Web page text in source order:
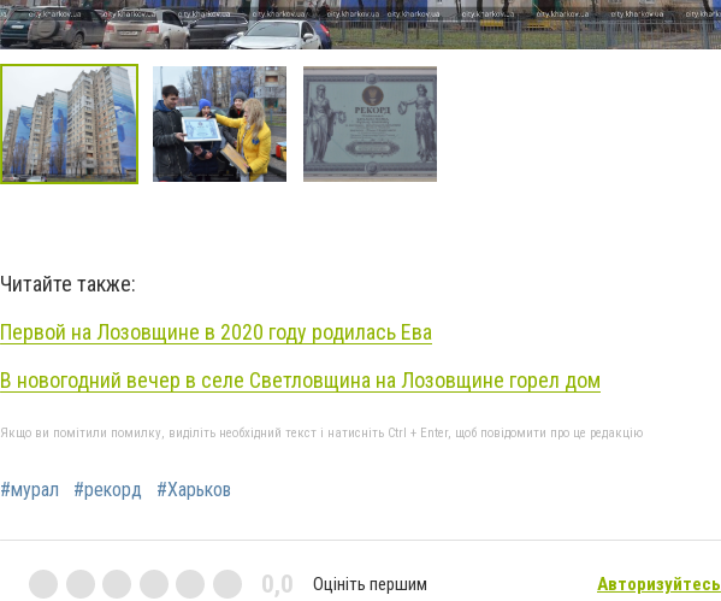
Читайте также:
Первой на Лозовщине в 2020 году родилась Ева
В новогодний вечер в селе Светловщина на Лозовщине горел дом
Якщо ви помітили помилку, виділіть необхідний текст і натисніть Ctrl + Enter, щоб повідомити про це редакцію
#мурал #рекорд #Харьков
0,0 Оцініть першим Авторизуйтесь